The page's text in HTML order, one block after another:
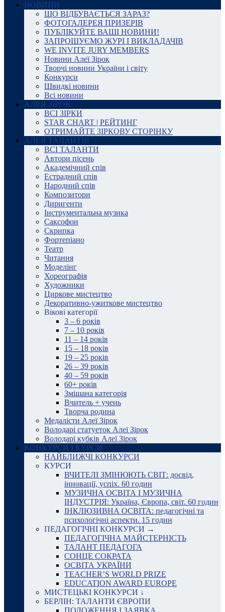
НОВИНИ
ЩО ВІДБУВАЄТЬСЯ ЗАРАЗ?
ФОТОГАЛЕРЕЯ ПРИЗЕРІВ
ПУБЛІКУЙТЕ ВАШІ НОВИНИ!
ЗАПРОШУЄМО ЖУРІ І ВИКЛАДАЧІВ
WE INVITE JURY MEMBERS
Новини Алеї Зірок
Творчі новини України і світу
Конкурси
Швидкі новини
Всі новини
АЛЕЯ ЗІРОК
ВСІ ЗІРКИ
STAR CHART | РЕЙТИНГ
ОТРИМАЙТЕ ЗІРКОВУ СТОРІНКУ
АЛЕЯ ТАЛАНТІВ
ВСІ ТАЛАНТИ
Автори пісень
Академічний спів
Естрадний спів
Народний спів
Композитори
Диригенти
Інструментальна музика
Саксофон
Скрипка
Фортепіано
Театр
Читання
Моделінг
Хореографія
Художники
Циркове мистецтво
Декоративно-ужиткове мистецтво
Вікові категорії
3 – 6 років
7 – 10 років
11 – 14 років
15 – 18 років
19 – 25 років
26 – 39 років
40 – 59 років
60+ років
Змішана категорія
Вчитель + учень
Творча родина
Медалісти Алеї Зірок
Володарі статуеток Алеї Зірок
Володарі кубків Алеї Зірок
КОНКУРСИ І КУРСИ
НАЙБЛИЖЧІ КОНКУРСИ
КУРСИ
ВЧИТЕЛІ ЗМІНЮЮТЬ СВІТ: досвід,
інновації, успіх. 60 годин
МУЗИЧНА ОСВІТА І МУЗИЧНА
ІНДУСТРІЯ: Україна, Європа, світ. 60 годин
ІНКЛЮЗИВНА ОСВІТА: педагогічні та
психологічні аспекти. 15 годин
ПЕДАГОГІЧНІ КОНКУРСИ →
ПЕДАГОГІЧНА МАЙСТЕРНІСТЬ
ТАЛАНТ ПЕДАГОГА
СОНЦЕ СОКРАТА
ОСВІТА УКРАЇНИ
TEACHER’S WORLD PRIZE
EDUCATION AWARD EUROPE
МИСТЕЦЬКІ КОНКУРСИ ↓
БЕРЛІН: ТАЛАНТИ ЄВРОПИ
ПОЛОЖЕННЯ І ЗАЯВКА